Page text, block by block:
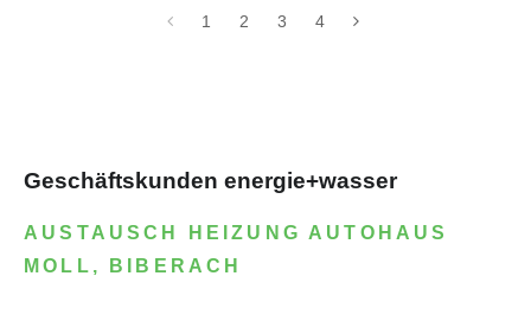
1 2 3 4
Geschäftskunden energie+wasser
AUSTAUSCH HEIZUNG AUTOHAUS
MOLL, BIBERACH